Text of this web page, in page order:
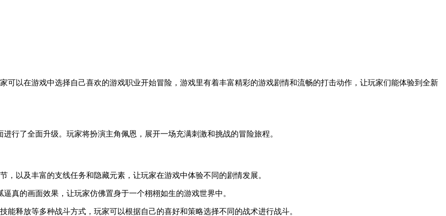
可以在游戏中选择自己喜欢的游戏职业开始冒险，游戏里有着丰富精彩的游戏剧情和流畅的打击动作，让玩家们能体验到全新
行了全面升级。玩家将扮演主角佩恩，展开一场充满刺激和挑战的冒险旅程。
以及丰富的支线任务和隐藏元素，让玩家在游戏中体验不同的剧情发展。
真的画面效果，让玩家仿佛置身于一个栩栩如生的游戏世界中。
能释放等多种战斗方式，玩家可以根据自己的喜好和策略选择不同的战术进行战斗。